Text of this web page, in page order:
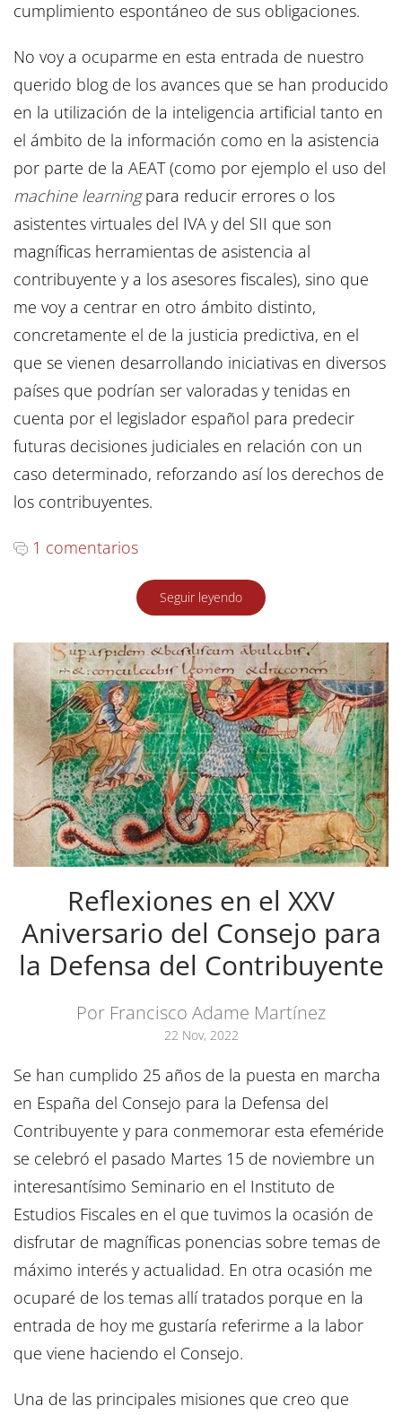
cumplimiento espontáneo de sus obligaciones.
No voy a ocuparme en esta entrada de nuestro
querido blog de los avances que se han producido
en la utilización de la inteligencia artificial tanto en
el ámbito de la información como en la asistencia
por parte de la AEAT (como por ejemplo el uso del
machine learningpara reducir errores o los
asistentes virtuales del IVA y del SII que son
magníficas herramientas de asistencia al
contribuyente y a los asesores fiscales), sino que
me voy a centrar en otro ámbito distinto,
concretamente el de la justicia predictiva, en el
que se vienen desarrollando iniciativas en diversos
países que podrían ser valoradas y tenidas en
cuenta por el legislador español para predecir
futuras decisiones judiciales en relación con un
caso determinado, reforzando así los derechos de
los contribuyentes.
1 comentarios
Seguir leyendo
Reflexiones en el XXV
Aniversario del Consejo para
la Defensa del Contribuyente
Por Francisco Adame Martínez
22 Nov, 2022
Se han cumplido 25 años de la puesta en marcha
en España del Consejo para la Defensa del
Contribuyente y para conmemorar esta efeméride
se celebró el pasado Martes 15 de noviembre un
interesantísimo Seminario en el Instituto de
Estudios Fiscales en el que tuvimos la ocasión de
disfrutar de magníficas ponencias sobre temas de
máximo interés y actualidad. En otra ocasión me
ocuparé de los temas allí tratados porque en la
entrada de hoy me gustaría referirme a la labor
que viene haciendo el Consejo.
Una de las principales misiones que creo que